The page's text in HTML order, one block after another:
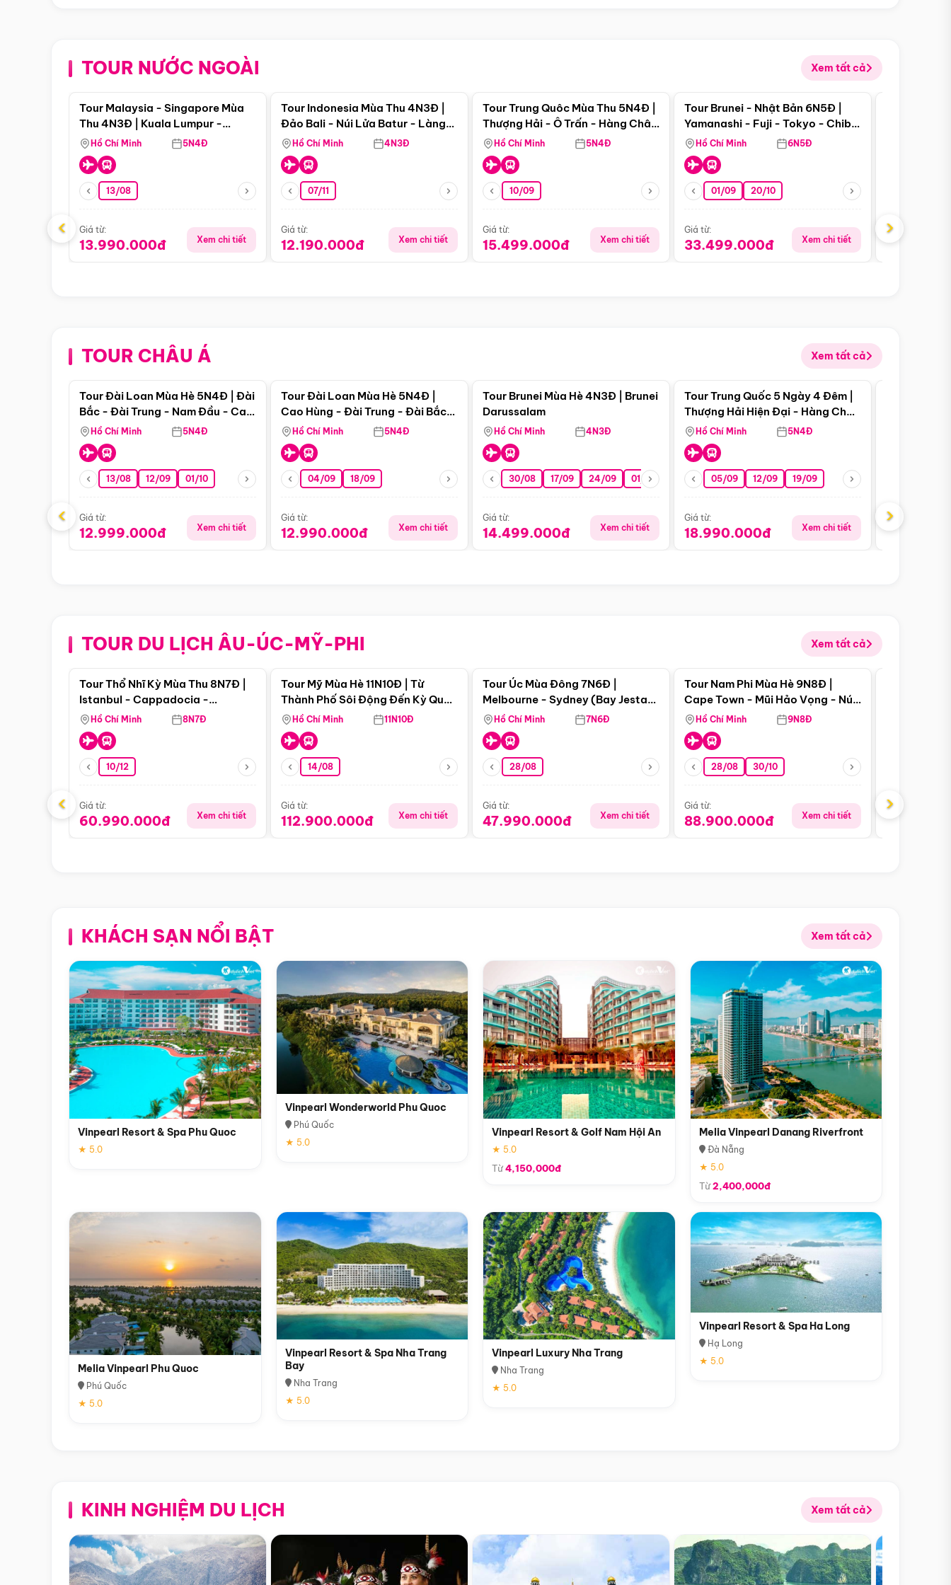
TOUR NƯỚC NGOÀI Xem tất cả
Điểm nổi bật
Tour Malaysia - Singapore Mùa
Thu 4N3Đ | Kuala Lumpur -
Malacca - Johor Baru -
Singapore
Hồ Chí Minh 5N4Đ
13/08
Giá từ:
13.990.000đ Xem chi tiết
Tour Indonesia Mùa Thu 4N3Đ |
Đảo Bali - Núi Lửa Batur - Làng
Penglipuran
Hồ Chí Minh 4N3Đ
07/11
Giá từ:
12.190.000đ Xem chi tiết
Tour Trung Quôc Mùa Thu 5N4Đ |
Thượng Hải - Ô Trấn - Hàng Châu
(Tour Không Shopping)
Hồ Chí Minh 5N4Đ
10/09
Giá từ:
15.499.000đ Xem chi tiết
Điểm nổi bật
Tour Brunei - Nhật Bản 6N5Đ |
Yamanashi - Fuji - Tokyo - Chiba
- Freeday
Hồ Chí Minh 6N5Đ
01/09 20/10
Giá từ:
33.499.000đ Xem chi tiết
Giá từ:
‹ ›
TOUR CHÂU Á Xem tất cả
Điểm nổi bật
Tour Đài Loan Mùa Hè 5N4Đ | Đài
Bắc - Đài Trung - Nam Đầu - Cao
Hùng ( Bay Vn)
Hồ Chí Minh 5N4Đ
13/08 12/09 01/10
Giá từ:
12.999.000đ Xem chi tiết
Tour Đài Loan Mùa Hè 5N4Đ |
Cao Hùng - Đài Trung - Đài Bắc
(Bay Vj)
Hồ Chí Minh 5N4Đ
04/09 18/09
Giá từ:
12.990.000đ Xem chi tiết
Tour Brunei Mùa Hè 4N3Đ | Brunei
Darussalam
Hồ Chí Minh 4N3Đ
30/08 17/09 24/09 01/10 15/10 29/10
Giá từ:
14.499.000đ Xem chi tiết
Điểm nổi bật
Tour Trung Quốc 5 Ngày 4 Đêm |
Thượng Hải Hiện Đại - Hàng Châu
Nên Thơ - Ô Trấn Cổ Kính
Hồ Chí Minh 5N4Đ
05/09 12/09 19/09
Giá từ:
18.990.000đ Xem chi tiết
Giá từ:
‹ ›
TOUR DU LỊCH ÂU-ÚC-MỸ-PHI Xem tất cả
Điểm nổi bật
Tour Thổ Nhĩ Kỳ Mùa Thu 8N7Đ |
Istanbul - Cappadocia -
Pamukkale
Hồ Chí Minh 8N7Đ
10/12
Giá từ:
60.990.000đ Xem chi tiết
Tour Mỹ Mùa Hè 11N10Đ | Từ
Thành Phố Sôi Động Đến Kỳ Quan
Thiên Nhiên Mỹ
Hồ Chí Minh 11N10Đ
14/08
Giá từ:
112.900.000đ Xem chi tiết
Tour Úc Mùa Đông 7N6Đ |
Melbourne - Sydney (Bay Jestar
Airways)
Hồ Chí Minh 7N6Đ
28/08
Giá từ:
47.990.000đ Xem chi tiết
Điểm nổi bật
Tour Nam Phi Mùa Hè 9N8Đ |
Cape Town - Mũi Hảo Vọng - Núi
Bàn - Johannesburg - Pretoria -
Safari - Lodge
Hồ Chí Minh 9N8Đ
28/08 30/10
Giá từ:
88.900.000đ Xem chi tiết
Giá từ:
‹ ›
KHÁCH SẠN NỔI BẬT Xem tất cả
Vinpearl Resort & Spa Phu Quoc
★ 5.0
Vinpearl Wonderworld Phu Quoc
Phú Quốc
★ 5.0
Vinpearl Resort & Golf Nam Hội An
★ 5.0
Từ4,150,000đ
Melia Vinpearl Danang Riverfront
Đà Nẵng
★ 5.0
Từ2,400,000đ
Melia Vinpearl Phu Quoc
Phú Quốc
★ 5.0
Vinpearl Resort & Spa Nha Trang
Bay
Nha Trang
★ 5.0
Vinpearl Luxury Nha Trang
Nha Trang
★ 5.0
Vinpearl Resort & Spa Ha Long
Hạ Long
★ 5.0
KINH NGHIỆM DU LỊCH Xem tất cả